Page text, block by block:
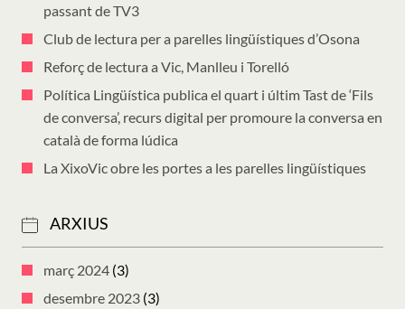
passant de TV3
Club de lectura per a parelles lingüístiques d’Osona
Reforç de lectura a Vic, Manlleu i Torelló
Política Lingüística publica el quart i últim Tast de ‘Fils
de conversa’, recurs digital per promoure la conversa en
català de forma lúdica
La XixoVic obre les portes a les parelles lingüístiques
ARXIUS
març 2024 (3)
desembre 2023 (3)